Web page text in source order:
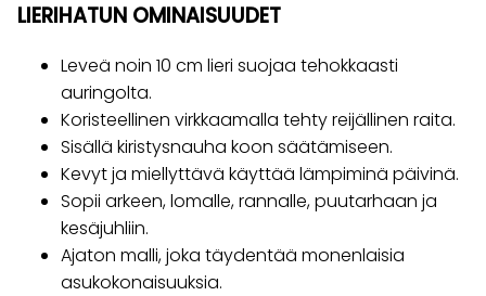
LIERIHATUN OMINAISUUDET
Leveä noin 10 cm lieri suojaa tehokkaasti
auringolta.
Koristeellinen virkkaamalla tehty reijällinen raita.
Sisällä kiristysnauha koon säätämiseen.
Kevyt ja miellyttävä käyttää lämpiminä päivinä.
Sopii arkeen, lomalle, rannalle, puutarhaan ja
kesäjuhliin.
Ajaton malli, joka täydentää monenlaisia
asukokonaisuuksia.